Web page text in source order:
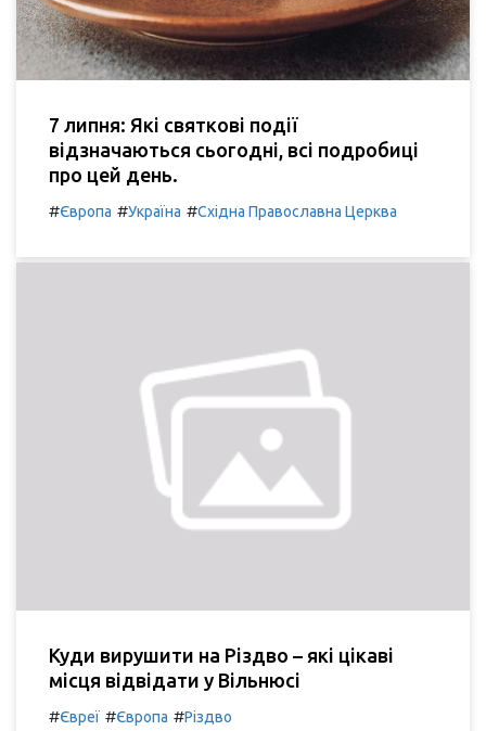
7 липня: Які святкові події
відзначаються сьогодні, всі подробиці
про цей день.
#Європа #Україна #Східна Православна Церква
Куди вирушити на Різдво – які цікаві
місця відвідати у Вільнюсі
#Євреї #Європа #Різдво